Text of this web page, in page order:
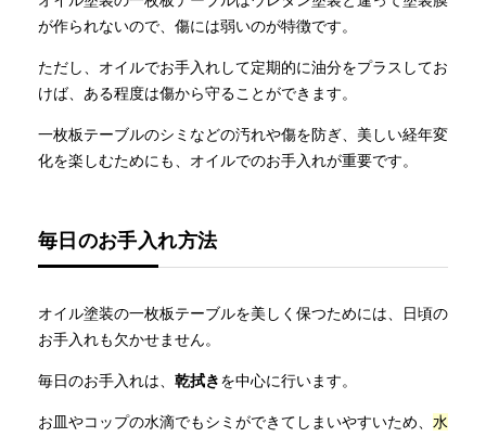
が作られないので、傷には弱いのが特徴です。
ただし、オイルでお手入れして定期的に油分をプラスしてお
けば、ある程度は傷から守ることができます。
一枚板テーブルのシミなどの汚れや傷を防ぎ、美しい経年変
化を楽しむためにも、オイルでのお手入れが重要です。
毎日のお手入れ方法
オイル塗装の一枚板テーブルを美しく保つためには、日頃の
お手入れも欠かせません。
毎日のお手入れは、 乾拭きを中心に行います。
お皿やコップの水滴でもシミができてしまいやすいため、 水